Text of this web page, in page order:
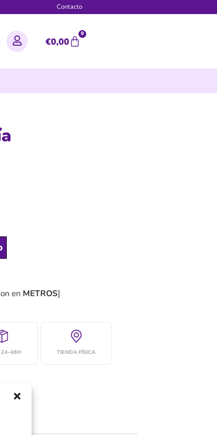
Contacto
€0,00
0
en METROS]
24-48H TIENDA FÍSICA